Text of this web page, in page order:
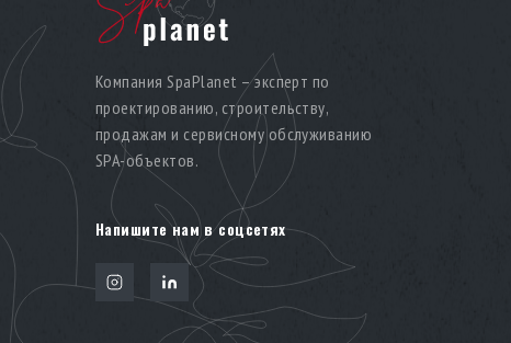
Компания SpaPlanet – эксперт по
проектированию, строительству,
продажам и сервисному обслуживанию
SPA-объектов.
Напишите нам в соцсетях